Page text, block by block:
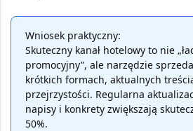
Wniosek praktyczny:
Skuteczny kanał hotelowy to nie
promocyjny”, ale narzędzie
krótkich formach, aktualnych
przejrzystości. Regularna
napisy i konkrety zwiększają
50%.